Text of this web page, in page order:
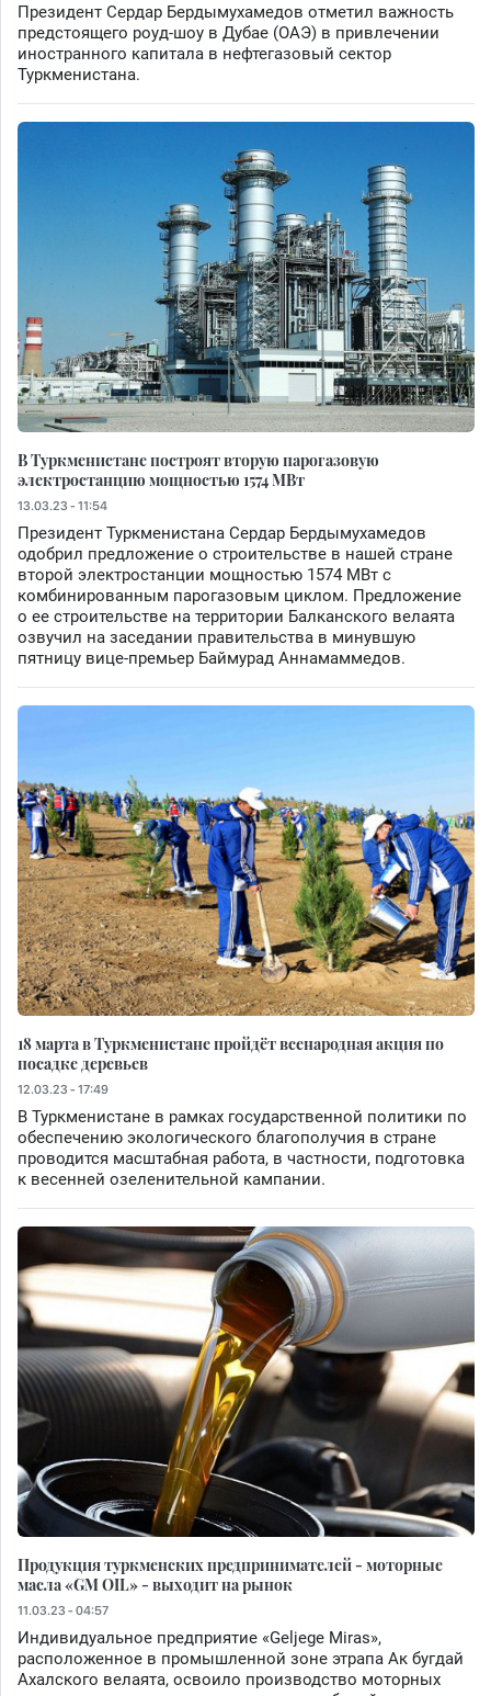
Президент Сердар Бердымухамедов отметил важность
предстоящего роуд-шоу в Дубае (ОАЭ) в привлечении
иностранного капитала в нефтегазовый сектор
Туркменистана.
В Туркменистане построят вторую парогазовую
электростанцию мощностью 1574 МВт
13.03.23 - 11:54
Президент Туркменистана Сердар Бердымухамедов
одобрил предложение о строительстве в нашей стране
второй электростанции мощностью 1574 МВт с
комбинированным парогазовым циклом. Предложение
о ее строительстве на территории Балканского велаята
озвучил на заседании правительства в минувшую
пятницу вице-премьер Баймурад Аннамаммедов.
18 марта в Туркменистане пройдёт всенародная акция по
посадке деревьев
12.03.23 - 17:49
В Туркменистане в рамках государственной политики по
обеспечению экологического благополучия в стране
проводится масштабная работа, в частности, подготовка
к весенней озеленительной кампании.
Продукция туркменских предпринимателей - моторные
масла «GM OIL» - выходит на рынок
11.03.23 - 04:57
Индивидуальное предприятие «Geljege Miras»,
расположенное в промышленной зоне этрапа Ак бугдай
Ахалского велаята, освоило производство моторных